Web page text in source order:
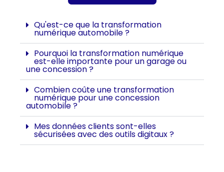
Qu'est-ce que la transformation
numérique automobile ?
Pourquoi la transformation numérique
est-elle importante pour un garage ou
une concession ?
Combien coûte une transformation
numérique pour une concession
automobile ?
Mes données clients sont-elles
sécurisées avec des outils digitaux ?